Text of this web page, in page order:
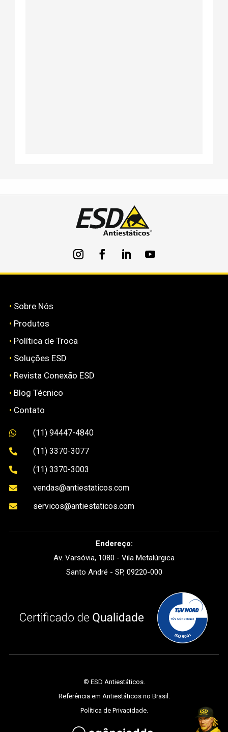
• Sobre Nós
• Produtos
• Política de Troca
• Soluções ESD
• Revista Conexão ESD
• Blog Técnico
• Contato
 (11) 94447-4840
 (11) 3370-3077
 (11) 3370-3003
 vendas@antiestaticos.com
 servicos@antiestaticos.com
Endereço:
Av. Varsóvia, 1080 - Vila Metalúrgica
Santo André - SP, 09220-000
© ESD Antiestáticos.
Referência em Antiestáticos no Brasil.
Política de Privacidade.